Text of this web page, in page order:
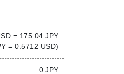
= 175.04 JPY
= 0.5712 USD)
0 JPY